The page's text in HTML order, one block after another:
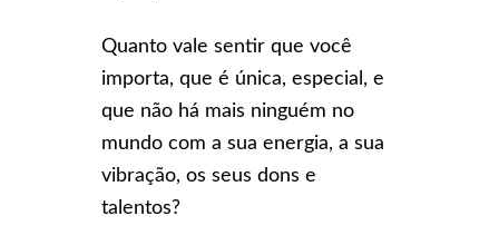
Quanto vale sentir que você
importa, que é única, especial, e
que não há mais ninguém no
mundo com a sua energia, a sua
vibração, os seus dons e
talentos?